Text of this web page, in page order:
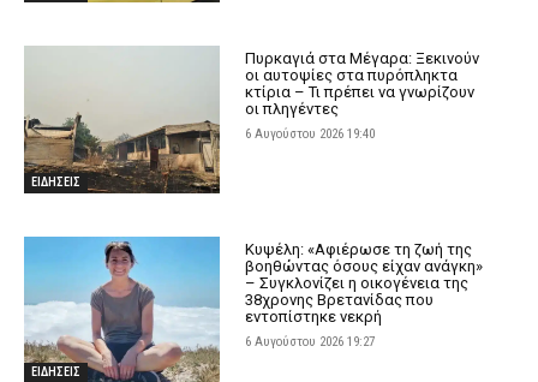
ΕΙΔΗΣΕΙΣ
Πυρκαγιά στα Μέγαρα: Ξεκινούν
οι αυτοψίες στα πυρόπληκτα
κτίρια – Τι πρέπει να γνωρίζουν
οι πληγέντες
6 Αυγούστου 2026 19:40
ΕΙΔΗΣΕΙΣ
Κυψέλη: «Αφιέρωσε τη ζωή της
βοηθώντας όσους είχαν ανάγκη»
– Συγκλονίζει η οικογένεια της
38χρονης Βρετανίδας που
εντοπίστηκε νεκρή
6 Αυγούστου 2026 19:27